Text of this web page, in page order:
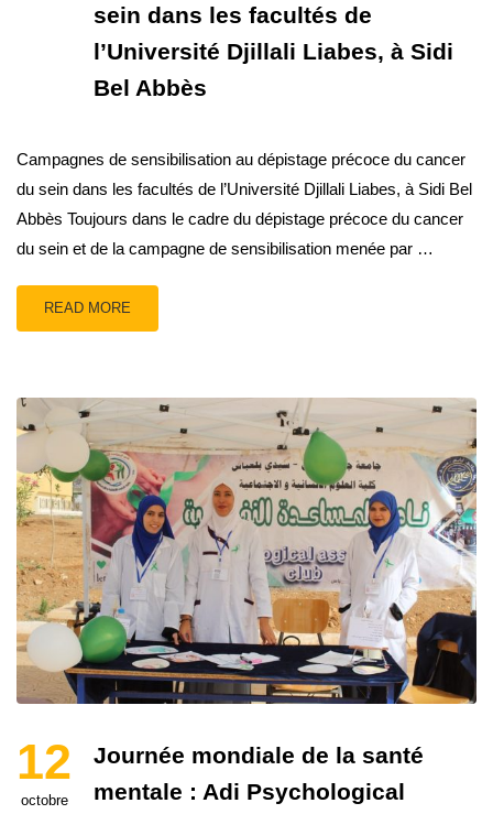
sein dans les facultés de
l’Université Djillali Liabes, à Sidi
Bel Abbès
Campagnes de sensibilisation au dépistage précoce du cancer
du sein dans les facultés de l’Université Djillali Liabes, à Sidi Bel
Abbès Toujours dans le cadre du dépistage précoce du cancer
du sein et de la campagne de sensibilisation menée par …
READ MORE
12
octobre
Journée mondiale de la santé
mentale : Adi Psychological